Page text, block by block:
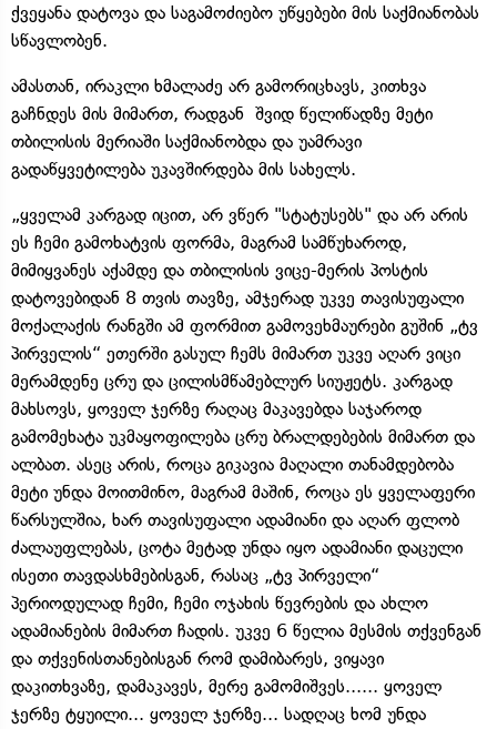
ქვეყანა დატოვა და საგამოძიებო უწყებები მის საქმიანობას
სწავლობენ.
ამასთან, ირაკლი ხმალაძე არ გამორიცხავს, კითხვა
გაჩნდეს მის მიმართ, რადგან შვიდ წელიწადზე მეტი
თბილისის მერიაში საქმიანობდა და უამრავი
გადაწყვეტილება უკავშირდება მის სახელს.
„ყველამ კარგად იცით, არ ვწერ "სტატუსებს" და არ არის
ეს ჩემი გამოხატვის ფორმა, მაგრამ სამწუხაროდ,
მიმიყვანეს აქამდე და თბილისის ვიცე-მერის პოსტის
დატოვებიდან 8 თვის თავზე, ამჯერად უკვე თავისუფალი
მოქალაქის რანგში ამ ფორმით გამოვეხმაურები გუშინ „ტვ
პირველის“ ეთერში გასულ ჩემს მიმართ უკვე აღარ ვიცი
მერამდენე ცრუ და ცილისმწამებლურ სიუჟეტს. კარგად
მახსოვს, ყოველ ჯერზე რაღაც მაკავებდა საჯაროდ
გამომეხატა უკმაყოფილება ცრუ ბრალდებების მიმართ და
ალბათ. ასეც არის, როცა გიკავია მაღალი თანამდებობა
მეტი უნდა მოითმინო, მაგრამ მაშინ, როცა ეს ყველაფერი
წარსულშია, ხარ თავისუფალი ადამიანი და აღარ ფლობ
ძალაუფლებას, ცოტა მეტად უნდა იყო ადამიანი დაცული
ისეთი თავდასხმებისგან, რასაც „ტვ პირველი“
პერიოდულად ჩემი, ჩემი ოჯახის წევრების და ახლო
ადამიანების მიმართ ჩადის. უკვე 6 წელია მესმის თქვენგან
და თქვენისთანებისგან რომ დამიბარეს, ვიყავი
დაკითხვაზე, დამაკავეს, მერე გამომიშვეს...... ყოველ
ჯერზე ტყუილი... ყოველ ჯერზე... სადღაც ხომ უნდა